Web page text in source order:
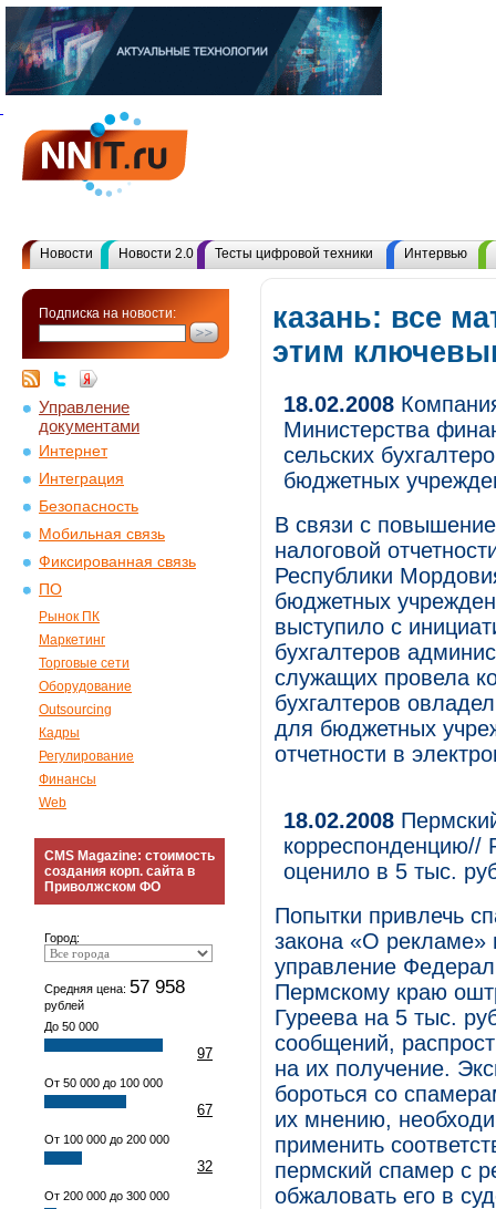
Новости Новости 2.0 Тесты цифровой техники Интервью
Подписка на новости:
Управление
документами
Интернет
Интеграция
Безопасность
Мобильная связь
Фиксированная связь
ПО
Рынок ПК
Маркетинг
Торговые сети
Оборудование
Outsourcing
Кадры
Регулирование
Финансы
Web
CMS Magazine: стоимость
создания корп. сайта в
Приволжском ФО
Город:
Средняя цена: 57 958
рублей
До 50 000
97
От 50 000 до 100 000
67
От 100 000 до 200 000
32
От 200 000 до 300 000
казань: все
этим
18.02.2008
Министерства
сельских
бюджетных
В связи с
налоговой
Республики
бюджетных
выступило с
бухгалтеров
служащих провела
бухгалтеров
для бюджетных
отчетности в
18.02.2008
корреспонденцию//
оценило в 5 тыс.
Попытки привлечь
закона «О рекламе»
управление
Пермскому краю
Гуреева на 5 тыс.
сообщений,
на их получение.
бороться со
их мнению,
применить
пермский спамер с
обжаловать его в